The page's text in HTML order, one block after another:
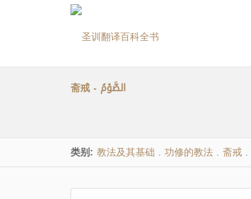
斋戒 - الصَّوْمُ
类别: 教法及其基础 功修的教法 斋戒